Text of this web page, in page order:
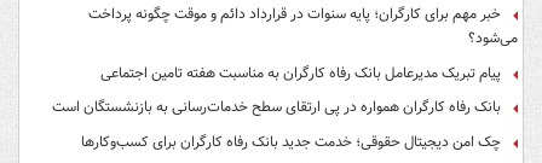
خبر مهم برای کارگران؛ پایه سنوات در قرارداد دائم و موقت چگونه پرداخت
می‌شود؟
پیام تبریک مدیرعامل بانک رفاه کارگران به مناسبت هفته تامین اجتماعی
بانک رفاه کارگران همواره در پی ارتقای سطح خدمات‌رسانی به بازنشستگان است
چک امن دیجیتال حقوقی؛ خدمت جدید بانک رفاه کارگران برای کسب‌وکارها